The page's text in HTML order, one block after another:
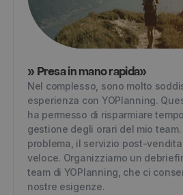
» Presa in mano rapida»
Nel complesso, sono molto
esperienza con YOPlanning.
ha permesso di risparmiare
gestione degli orari del mio
problema, il servizio post-
veloce. Organizziamo un
team di YOPlanning, che ci
nostre esigenze.